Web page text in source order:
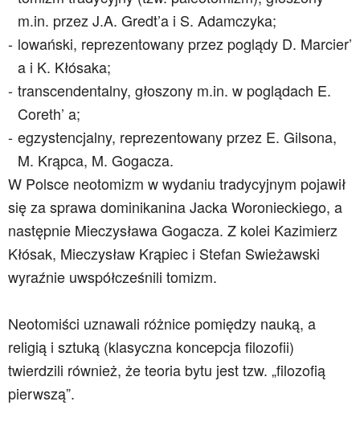
m.in. przez J.A. Gredt’a i S. Adamczyka;
lowański, reprezentowany przez poglądy D. Marcier’
a i K. Kłósaka;
transcendentalny, głoszony m.in. w poglądach E.
Coreth’ a;
egzystencjalny, reprezentowany przez E. Gilsona,
M. Krąpca, M. Gogacza.
W Polsce neotomizm w wydaniu tradycyjnym pojawił
się za sprawa dominikanina Jacka Woronieckiego, a
następnie Mieczysława Gogacza. Z kolei Kazimierz
Kłósak, Mieczysław Krąpiec i Stefan Swieżawski
wyraźnie uwspółcześnili tomizm.
Neotomiści uznawali różnice pomiędzy nauką, a
religią i sztuką (klasyczna koncepcja filozofii)
twierdzili również, że teoria bytu jest tzw. „filozofią
pierwszą”.